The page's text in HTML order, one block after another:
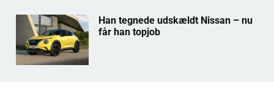
Han tegnede udskældt Nissan – nu
får han topjob